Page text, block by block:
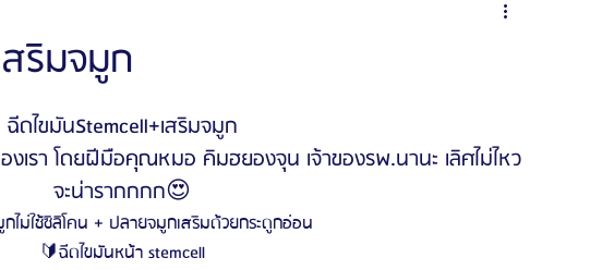
ศัลยแพทย์ ประเทศเกาหลี
โรงพยาบาลศัลยกรรมนานะ โรงพยาบาลศัลยกรรมรูบี
ริมจมูก
ฉีดไขมันStemcell+เสริมจมูก
งเรา โดยฝีมือคุณหมอ คิมฮยองจุน เจ้าของรพ.นานะ เลิศไม่ไหว
จะน่ารากกกก😍
ไม่ใช้ซิลิโคน + ปลายจมูกเสริมด้วยกระดูกอ่อน
🔰ฉีดไขมันหน้า stemcell